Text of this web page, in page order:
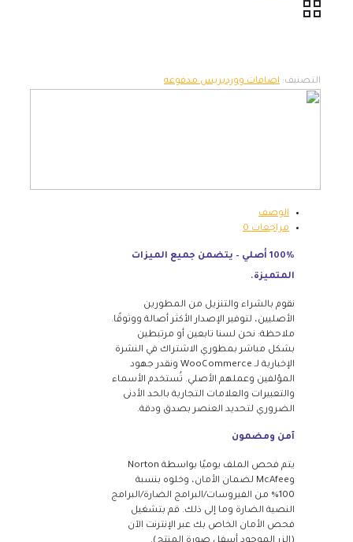
التصنيف: اضافات ووردبريس مدفوعه
الوصف
مراجعات0
100% أصلي – يتضمن جميع الميزات
المتميزة.
نقوم بالشراء والتنزيل من المطورين
الأصليين، لتوفير الإصدار الأكثر أصالة ووثوقًا.
ملاحظة: نحن لسنا تابعين أو مرتبطين
بشكل مباشر بمطوري الاشتراك في النشرة
الإخبارية لـ WooCommerce ونقدر جهود
المؤلفين وعملهم الأصلي. تُستخدم الأسماء
والتعبيرات والعلامات التجارية بالحد الأدنى
الضروري لتحديد العنصر بصدق ودقة.
آمن ومضمون
يتم فحص الملف يوميًا بواسطة Norton
وMcAfee لضمان الأمان، وخلوه بنسبة
100% من الفيروسات/البرامج الضارة/البرامج
النصية الضارة وما إلى ذلك. قم بتشغيل
فحص الأمان الخاص بك عبر الإنترنت الآن